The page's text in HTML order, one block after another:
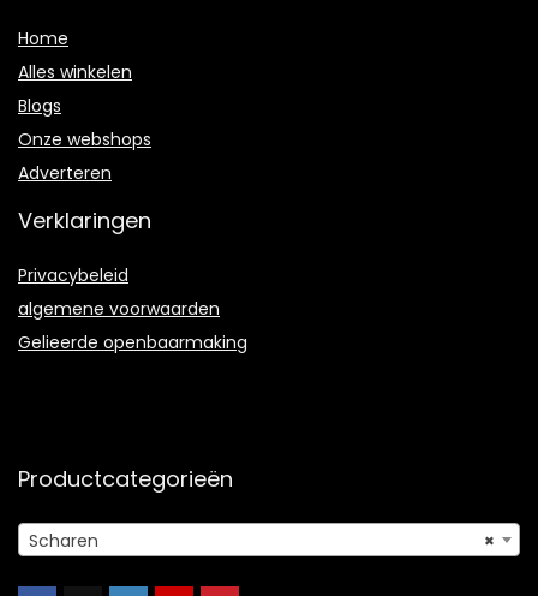
Home
Alles winkelen
Blogs
Onze webshops
Adverteren
Verklaringen
Privacybeleid
algemene voorwaarden
Gelieerde openbaarmaking
Productcategorieën
×
Scharen